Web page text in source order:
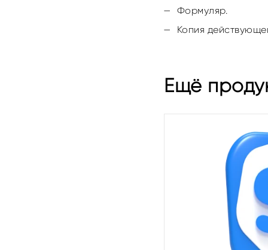
Формуляр.
Копия
Ещё